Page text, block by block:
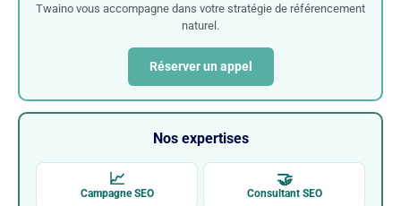
Twaino vous accompagne dans votre stratégie de référencement
naturel.
Réserver un appel
Nos expertises
📈
Campagne SEO
🤝
Consultant SEO